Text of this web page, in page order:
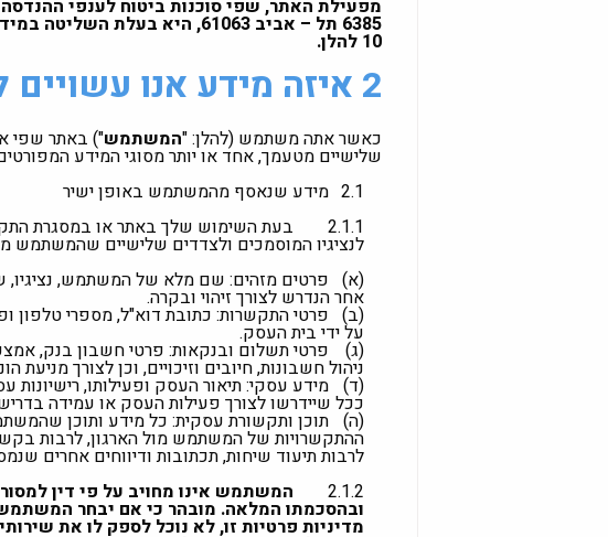
6385 תל – אביב 61063, היא
2 איזה מידע אנו עשויים לאסוף?
כאשר אתה משתמש (להלן: "המשתמש") באתר שפי
שלישיים מטעמך, אחד או יותר מסוגי המידע
2.1 מידע שנאסף מהמשתמש באופן ישיר
2.1.1
בעת השימוש שלך באתר או במסגרת
לנציגיו המוסמכים ולצדדים שלישיים שהמשתמש
(א) פרטים מזהים: שם מלא של המשתמש,
אחר הנדרש לצורך זיהוי ובקרה.
(ב) פרטי התקשרות: כתובת דוא"ל, מספרי טלפון
על ידי בית העסק.
(ג) פרטי תשלום ובנקאות: פרטי חשבון בנק,
ניהול חשבונות, חיובים וזיכויים, וכן לצורך מניעת
(ד) מידע עסקי: תיאור העסק ופעילותו, רישיונות
ככל שיידרשו לצורך פעילות העסק או עמידה
(ה) תוכן ותקשורת עסקית: כל מידע ותוכן
ההתקשרויות של המשתמש מול הארגון, לרבות
לרבות תיעוד שיחות, תכתובות ודיווחים אחרים
2.1.2
המשתמש אינו מחויב על פי דין
ובהסכמתו המלאה. מובהר כי אם יבחר
מדיניות פרטיות זו, לא נוכל לספק לו את